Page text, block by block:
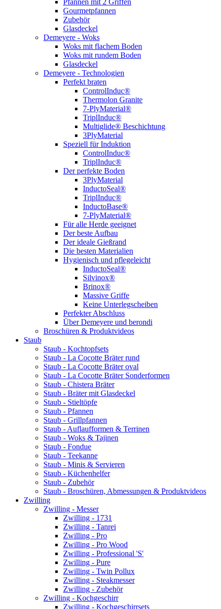
Pfannen mit 2 Griffen
Gourmetpfannen
Zubehör
Glasdeckel
Demeyere - Woks
Woks mit flachem Boden
Woks mit rundem Boden
Glasdeckel
Demeyere - Technologien
Perfekt braten
ControlInduc®
Thermolon Granite
7-PlyMaterial®
TriplInduc®
Multiglide® Beschichtung
3PlyMaterial
Speziell für Induktion
ControlInduc®
TriplInduc®
Der perfekte Boden
3PlyMaterial
InductoSeal®
TriplInduc®
InductoBase®
7-PlyMaterial®
Für alle Herde geeignet
Der beste Aufbau
Der ideale Gießrand
Die besten Materialien
Hygienisch und pflegeleicht
InductoSeal®
Silvinox®
Brinox®
Massive Griffe
Keine Unterlegscheiben
Perfekter Abschluss
Über Demeyere und berondi
Broschüren & Produktvideos
Staub
Staub - Kochtopfsets
Staub - La Cocotte Bräter rund
Staub - La Cocotte Bräter oval
Staub - La Cocotte Bräter Sonderformen
Staub - Chistera Bräter
Staub - Bräter mit Glasdeckel
Staub - Stieltöpfe
Staub - Pfannen
Staub - Grillpfannen
Staub - Auflaufformen & Terrinen
Staub - Woks & Tajinen
Staub - Fondue
Staub - Teekanne
Staub - Minis & Servieren
Staub - Küchenhelfer
Staub - Zubehör
Staub - Broschüren, Abmessungen & Produktvideos
Zwilling
Zwilling - Messer
Zwilling - 1731
Zwilling - Tanrei
Zwilling - Pro
Zwilling - Pro Wood
Zwilling - Professional 'S'
Zwilling - Pure
Zwilling - Twin Pollux
Zwilling - Steakmesser
Zwilling - Zubehör
Zwilling - Kochgeschirr
Zwilling - Kochgeschirrsets